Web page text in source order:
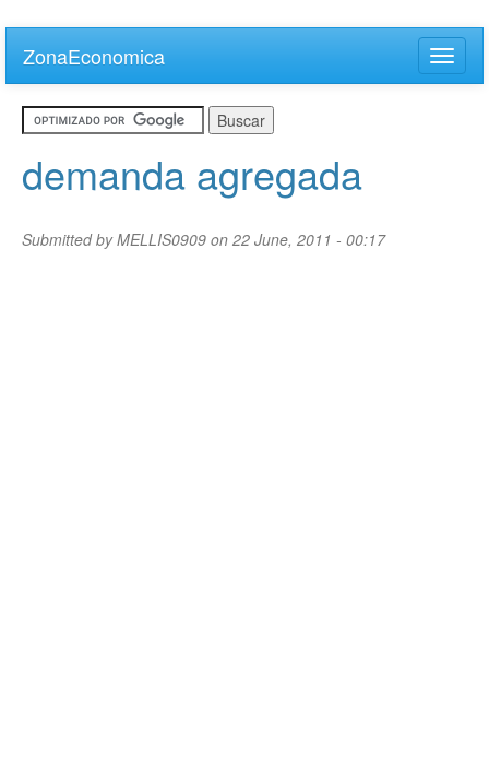
main
content
ZonaEconomica
Toggle
demanda agregada
Submitted byMELLIS0909 on 22 June, 2011 - 00:17